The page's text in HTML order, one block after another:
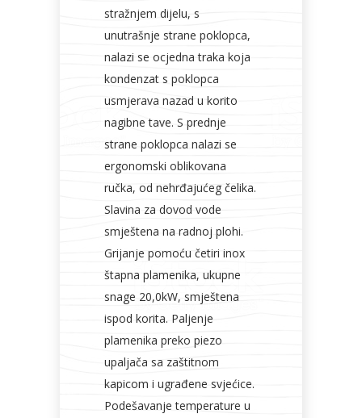
stražnjem dijelu, s
unutrašnje strane poklopca,
nalazi se ocjedna traka koja
kondenzat s poklopca
usmjerava nazad u korito
nagibne tave. S prednje
strane poklopca nalazi se
ergonomski oblikovana
ručka, od nehrđajućeg čelika.
Slavina za dovod vode
smještena na radnoj plohi.
Grijanje pomoću četiri inox
štapna plamenika, ukupne
snage 20,0kW, smještena
ispod korita. Paljenje
plamenika preko piezo
upaljača sa zaštitnom
kapicom i ugrađene svjećice.
Podešavanje temperature u